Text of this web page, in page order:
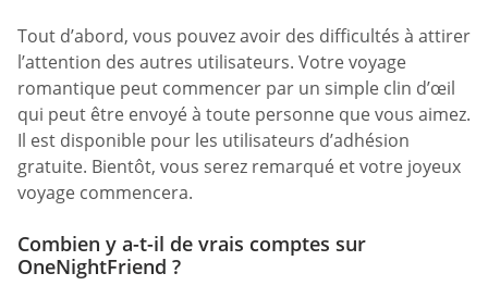
Tout d’abord, vous pouvez avoir des difficultés à attirer
l’attention des autres utilisateurs. Votre voyage
romantique peut commencer par un simple clin d’œil
qui peut être envoyé à toute personne que vous aimez.
Il est disponible pour les utilisateurs d’adhésion
gratuite. Bientôt, vous serez remarqué et votre joyeux
voyage commencera.
Combien y a-t-il de vrais comptes sur
OneNightFriend ?